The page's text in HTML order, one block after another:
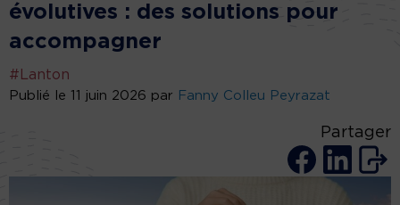
évolutives : des solutions pour
accompagner
#Lanton
Publié le 11 juin 2026 par Fanny Colleu Peyrazat
Partager